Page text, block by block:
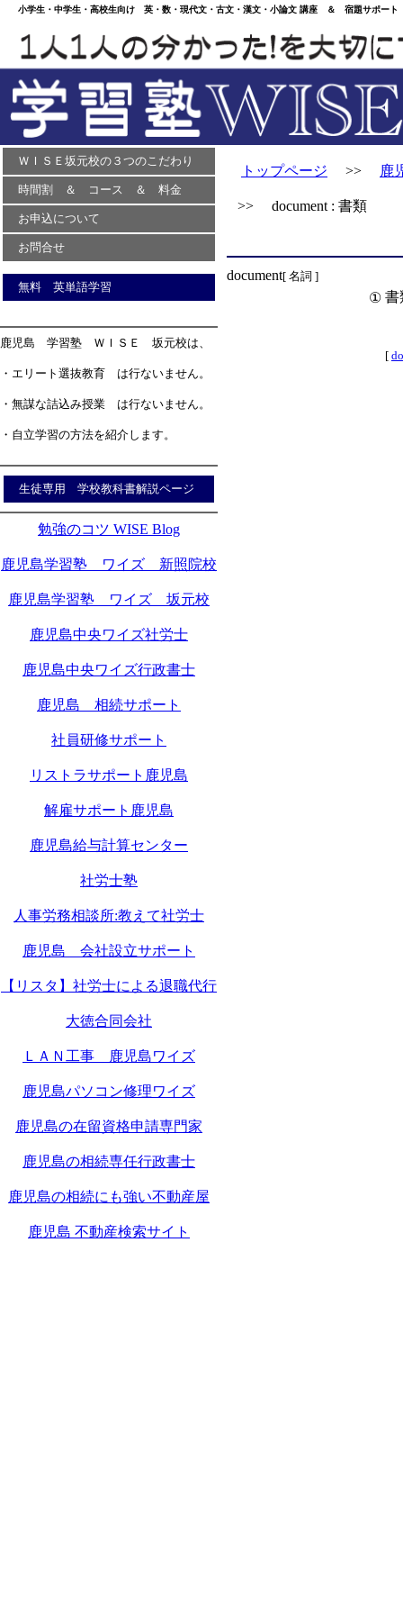
小学生・中学生・高校生向け 英・数・現代文・古文・漢文・小論文 講座 ＆ 宿題サポー
ＷＩＳＥ坂元校の３つのこだわり
時間割 ＆ コース ＆ 料金
お申込について
お問合せ
無料 英単語学習
鹿児島 学習塾 ＷＩＳＥ 坂元校は、
・エリート選抜教育 は行ないません。
・無謀な詰込み授業 は行ないません。
・自立学習の方法を紹介します。
生徒専用 学校教科書解説ページ
勉強のコツ WISE Blog
鹿児島学習塾 ワイズ 新照院校
鹿児島学習塾 ワイズ 坂元校
鹿児島中央ワイズ社労士
鹿児島中央ワイズ行政書士
鹿児島 相続サポート
社員研修サポート
リストラサポート鹿児島
解雇サポート鹿児島
鹿児島給与計算センター
社労士塾
人事労務相談所:教えて社労士
鹿児島 会社設立サポート
【リスタ】社労士による退職代行
大徳合同会社
ＬＡＮ工事 鹿児島ワイズ
鹿児島パソコン修理ワイズ
鹿児島の在留資格申請専門家
鹿児島の相続専任行政書士
鹿児島の相続にも強い不動産屋
鹿児島 不動産検索サイト
トップページ >> 鹿
>> document : 書類
document[ 名詞 ]
① 書
[